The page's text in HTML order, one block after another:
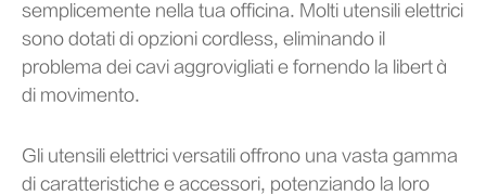
semplicemente nella tua officina. Molti utensili elettrici
sono dotati di opzioni cordless, eliminando il
problema dei cavi aggrovigliati e fornendo la libertà
di movimento.
Gli utensili elettrici versatili offrono una vasta gamma
di caratteristiche e accessori, potenziando la loro